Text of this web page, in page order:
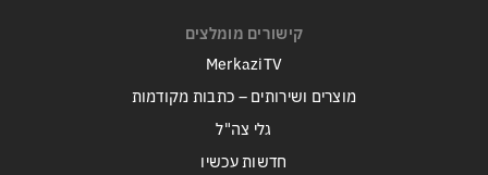
קישורים מומלצים
MerkaziTV
מוצרים ושירותים – כתבות מקודמות
גלי צה"ל
חדשות עכשיו